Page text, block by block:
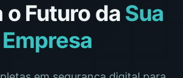
o Futuro da Sua
Empresa